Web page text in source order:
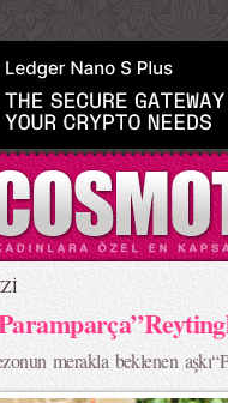
merakla beklenen